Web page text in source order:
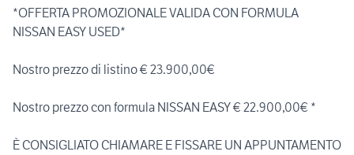
*OFFERTA PROMOZIONALE VALIDA CON FORMULA
NISSAN EASY USED*
Nostro prezzo di listino € 23.900,00€
Nostro prezzo con formula NISSAN EASY € 22.900,00€ *
È CONSIGLIATO CHIAMARE E FISSARE UN APPUNTAMENTO